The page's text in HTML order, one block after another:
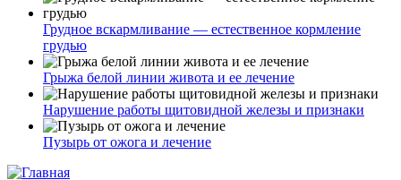
Грудное вскармливание — естественное кормление
грудью
Грыжа белой линии живота и ее лечение
Нарушение работы щитовидной железы и признаки
Пузырь от ожога и лечение